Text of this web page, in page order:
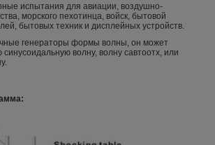
испытания для авиации, воздушно-
морского пехотинца, войск, бытовой
бытовых техник и дисплейных устройств.
генераторы формы волны, он может
волну, волну савтоотх, или